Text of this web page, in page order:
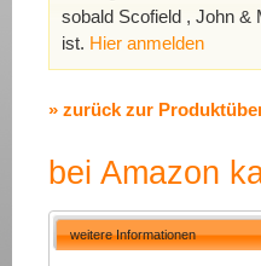
sobald Scofield , John &
ist. Hier anmelden
» zurück zur
bei Amazon
weitere Informationen